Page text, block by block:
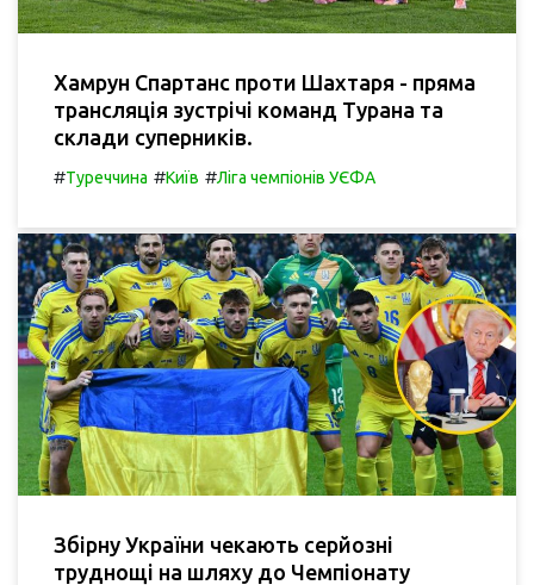
Хамрун Спартанс проти Шахтаря - пряма
трансляція зустрічі команд Турана та
склади суперників.
#Туреччина #Київ #Ліга чемпіонів УЄФА
Збірну України чекають серйозні
труднощі на шляху до Чемпіонату